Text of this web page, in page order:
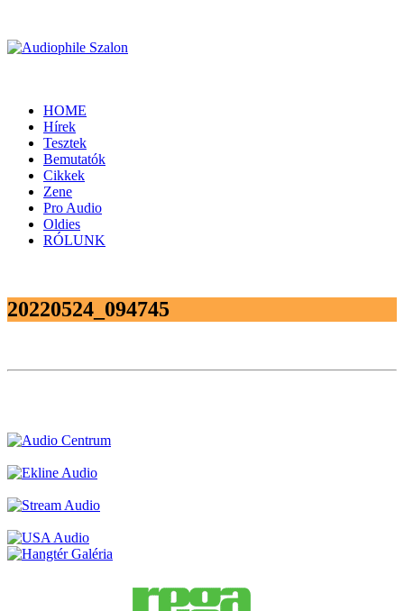
HOME
Hírek
Tesztek
Bemutatók
Cikkek
Zene
Pro Audio
Oldies
RÓLUNK
20220524_094745